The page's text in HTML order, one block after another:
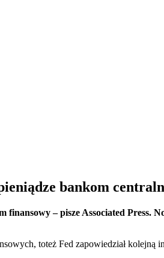
bankom
finansowy – pisze Associated
toteż Fed zapowiedział kolejną